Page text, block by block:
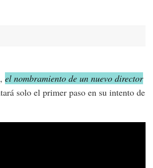
el nombramiento de un nuevo director
solo el primer paso en su intento de